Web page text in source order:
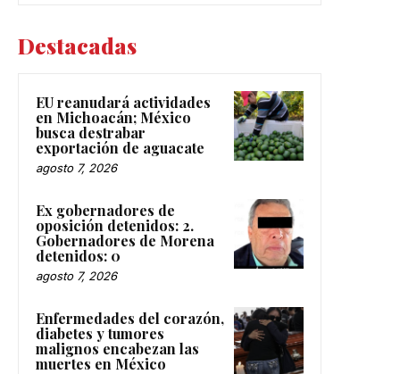
Destacadas
EU reanudará actividades
en Michoacán; México
busca destrabar
exportación de aguacate
agosto 7, 2026
Ex gobernadores de
oposición detenidos: 2.
Gobernadores de Morena
detenidos: 0
agosto 7, 2026
Enfermedades del corazón,
diabetes y tumores
malignos encabezan las
muertes en México